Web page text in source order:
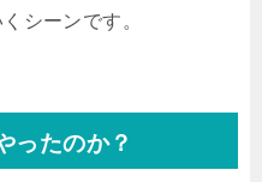
シーンです。
ったのか？